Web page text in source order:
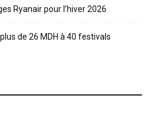
Ryanair pour l’hiver 2026
de 26 MDH à 40 festivals